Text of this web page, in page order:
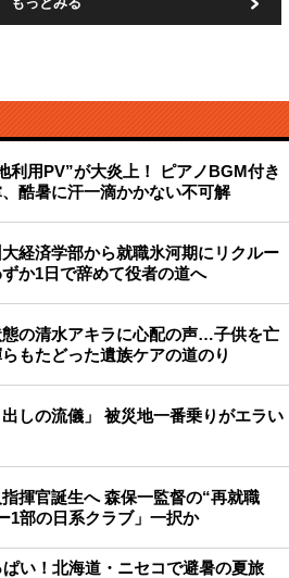
利用PV”が大炎上！ ピアノBGM付き
酷暑に汗一滴かかない不可解
経済学部から就職氷河期にリクルー
ずか1日で辞めて役者の道へ
の清水アキラに心配の声…子供を亡
もたどった遺族ケアの道のり
しの流儀」 被災地一番乗りがエラい
揮官誕生へ 森保一監督の“再就職
1部の日系クラブ」一択か
い！北海道・ニセコで避暑の夏旅